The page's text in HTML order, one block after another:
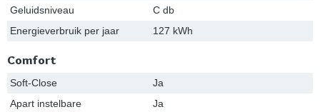
Geluidsniveau
C db
Energieverbruik per jaar
127 kWh
Comfort
Soft-Close
Ja
Apart instelbare
Ja